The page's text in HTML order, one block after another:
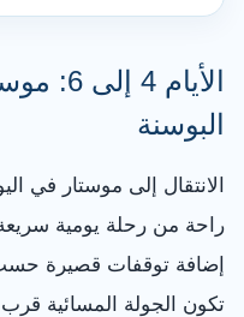
الأيام
البوسنة
الانتقال إلى موستار في
راحة من رحلة يومية
إضافة توقفات قصيرة
تكون الجولة المسائية